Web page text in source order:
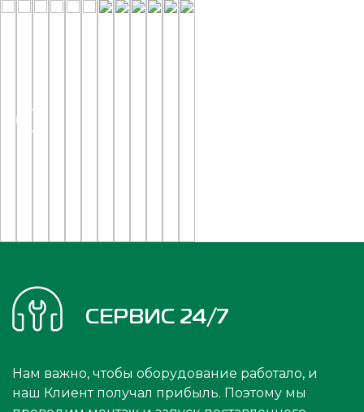
СЕРВИС 24/7
Нам важно, чтобы оборудование работало, и
наш Клиент получал прибыль. Поэтому мы